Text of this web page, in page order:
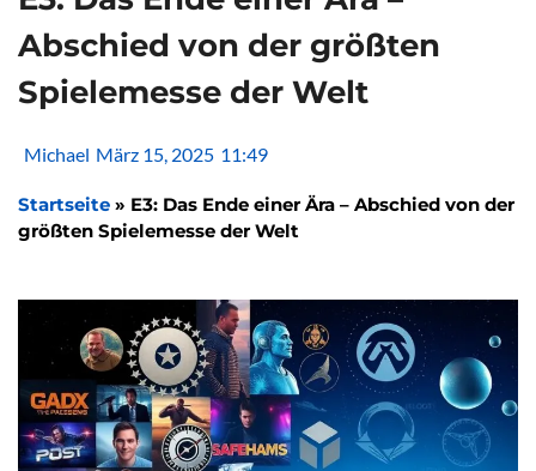
Abschied von der größten
Spielemesse der Welt
Michael März 15, 2025 11:49
Startseite » E3: Das Ende einer Ära – Abschied von der
größten Spielemesse der Welt